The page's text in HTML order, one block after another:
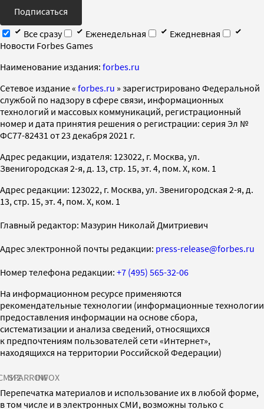
Подписаться
Все сразу
Еженедельная
Ежедневная
Новости Forbes Games
Наименование издания: forbes.ru
Cетевое издание « forbes.ru » зарегистрировано Федеральной
службой по надзору в сфере связи, информационных
технологий и массовых коммуникаций, регистрационный
номер и дата принятия решения о регистрации: серия Эл №
ФС77-82431 от 23 декабря 2021 г.
Адрес редакции, издателя: 123022, г. Москва, ул.
Звенигородская 2-я, д. 13, стр. 15, эт. 4, пом. X, ком. 1
Адрес редакции: 123022, г. Москва, ул. Звенигородская 2-я, д.
13, стр. 15, эт. 4, пом. X, ком. 1
Главный редактор: Мазурин Николай Дмитриевич
Адрес электронной почты редакции: press-release@forbes.ru
Номер телефона редакции: +7 (495) 565-32-06
На информационном ресурсе применяются
рекомендательные технологии (информационные технологии
предоставления информации на основе сбора,
систематизации и анализа сведений, относящихся
к предпочтениям пользователей сети «Интернет»,
находящихся на территории Российской Федерации)
SPARROWINFOX
Перепечатка материалов и использование их в любой форме,
в том числе и в электронных СМИ, возможны только с